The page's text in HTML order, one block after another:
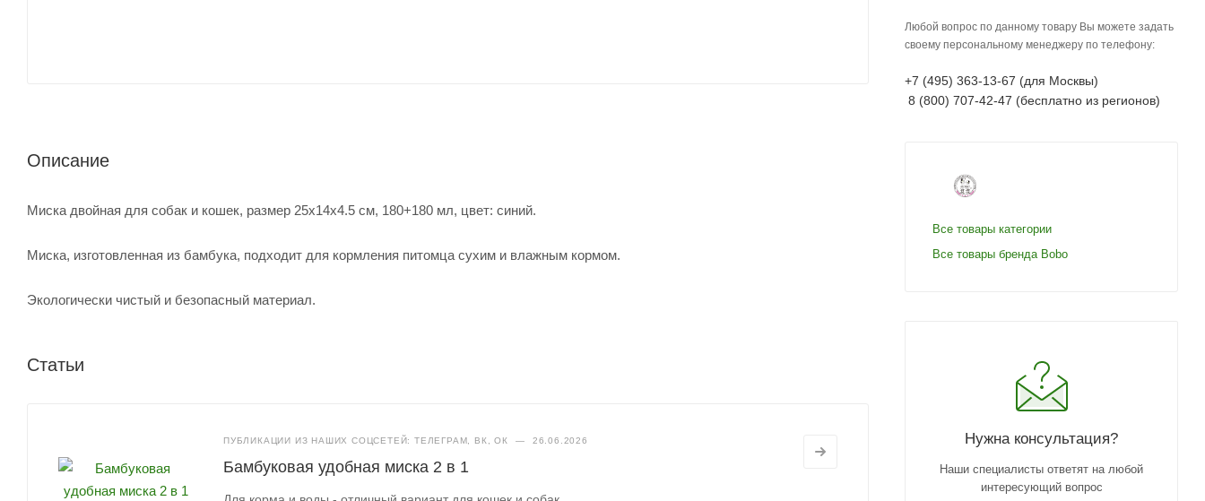
Описание
Миска двойная для собак и кошек, размер 25x14x4.5 см, 180+180 мл, цвет: синий.
Миска, изготовленная из бамбука, подходит для кормления питомца сухим и влажным кормом.
Экологически чистый и безопасный материал.
Статьи
ПУБЛИКАЦИИ ИЗ НАШИХ СОЦСЕТЕЙ: ТЕЛЕГРАМ, ВК, ОК — 26.06.2026
Бамбуковая удобная миска 2 в 1
Любой вопрос по данному товару Вы можете задать
своему персональному менеджеру по телефону:
+7 (495) 363-13-67 (для Москвы)
8 (800) 707-42-47 (бесплатно из регионов)
Все товары категории
Все товары бренда Bobo
Нужна консультация?
Наши специалисты ответят на любой
интересующий вопрос